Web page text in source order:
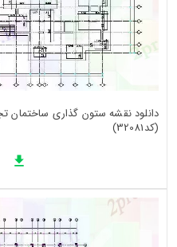
دانلود نقشه ستون گذاری ساختمان
(کد32081)